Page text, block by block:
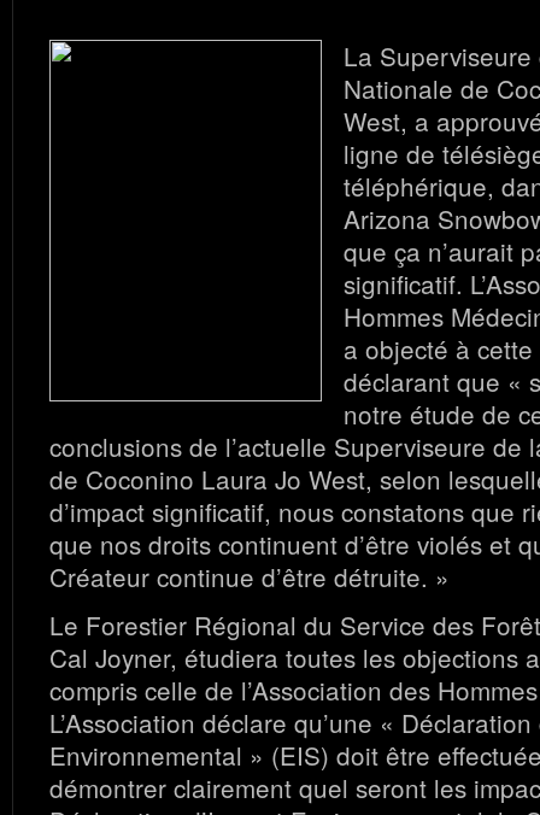
La
Nationale de
West, a
ligne de
téléphérique,
Arizona
que ça n’aurait
significatif.
Hommes
a objecté à
déclarant que «
notre étude de
conclusions de l’actuelle Superviseure de
de Coconino Laura Jo West, selon
d’impact significatif, nous constatons que
que nos droits continuent d’être violés et
Créateur continue d’être détruite. »
Le Forestier Régional du Service des
Cal Joyner, étudiera toutes les objections
compris celle de l’Association des
L’Association déclare qu’une « Déclaration
Environnemental » (EIS) doit être
démontrer clairement quel seront les